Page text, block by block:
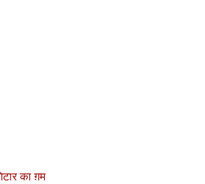
का ग़म